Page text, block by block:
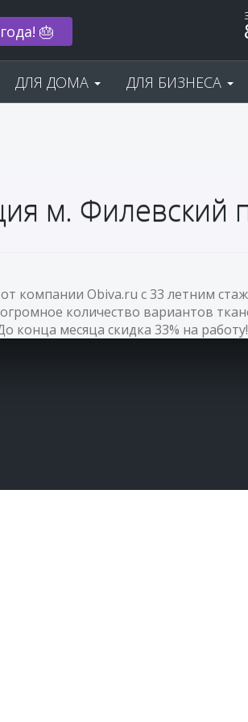
🎂
ДЛЯ ДОМА ДЛЯ БИЗНЕСА
м. Филевский
компании Obiva.ru с 33 летним
количество вариантов
конца месяца скидка 33% на работу!